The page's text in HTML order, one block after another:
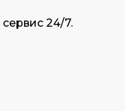
24/7.